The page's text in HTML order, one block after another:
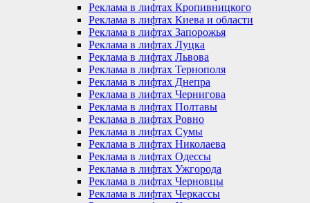
Реклама в лифтах Кропивницкого
Реклама в лифтах Киева и области
Реклама в лифтах Запорожья
Реклама в лифтах Луцка
Реклама в лифтах Львова
Реклама в лифтах Тернополя
Реклама в лифтах Днепра
Реклама в лифтах Чернигова
Реклама в лифтах Полтавы
Реклама в лифтах Ровно
Реклама в лифтах Сумы
Реклама в лифтах Николаева
Реклама в лифтах Одессы
Реклама в лифтах Ужгорода
Реклама в лифтах Черновцы
Реклама в лифтах Черкассы